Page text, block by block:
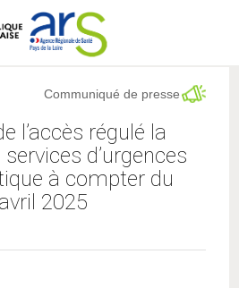
l’accès régulé la
d’urgences
à compter du
2025
Communiqué de presse